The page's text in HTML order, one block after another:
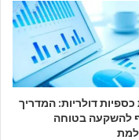
כספיות דולריות: המדריך
להשקעה בטוחה